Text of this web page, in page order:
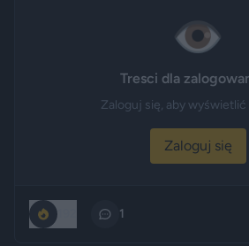
👁️
Tresci dla
Zaloguj się, aby
Zaloguj się
1